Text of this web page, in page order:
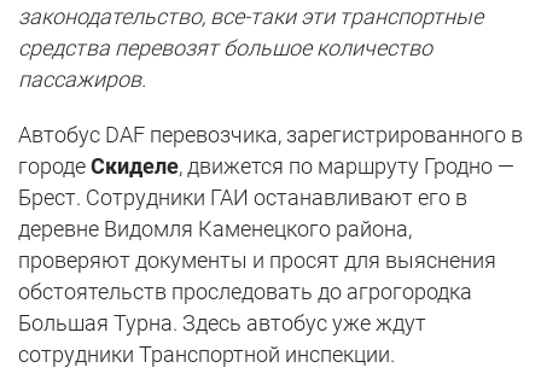
законодательство, все-таки эти транспортные
средства перевозят большое количество
пассажиров.
Автобус DAF перевозчика, зарегистрированного в
городеСкиделе, движется по маршруту Гродно —
Брест. Сотрудники ГАИ останавливают его в
деревне Видомля Каменецкого района,
проверяют документы и просят для выяснения
обстоятельств проследовать до агрогородка
Большая Турна. Здесь автобус уже ждут
сотрудники Транспортной инспекции.